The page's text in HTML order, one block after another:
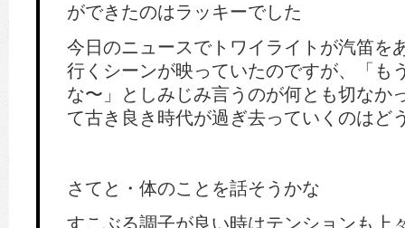
ができたのはラッキーでした
今日のニュースでトワイライトが汽笛を
行くシーンが映っていたのですが、「も
な〜」としみじみ言うのが何とも切なか
て古き良き時代が過ぎ去っていくのはど
さてと・体のことを話そうかな
すこぶる調子が良い時はテンションも上